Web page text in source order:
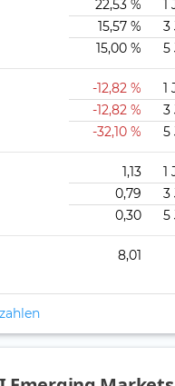
22,53 %
1
15,57 %
3
15,00 %
5
-12,82 %
1
-12,82 %
3
-32,10 %
5
1,13
1
0,79
3
0,30
5
8,01